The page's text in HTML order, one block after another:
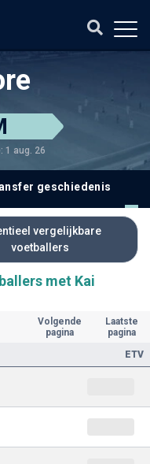
1 aug. 26
geschiedenis
vergelijkbare
voetballers
met Kai
Volgende
pagina
Laatste
pagina
ETV